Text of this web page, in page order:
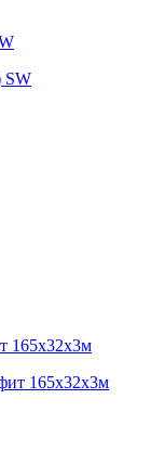
165х32х3м